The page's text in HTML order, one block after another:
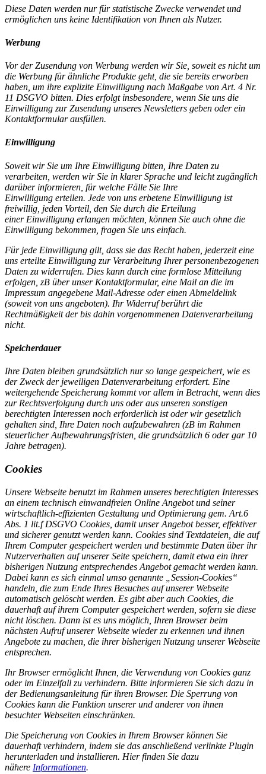
Diese Daten werden nur für statistische Zwecke verwendet und
ermöglichen uns keine Identifikation von Ihnen als Nutzer.
Werbung
Vor der Zusendung von Werbung werden wir Sie, soweit es nicht um
die Werbung für ähnliche Produkte geht, die sie bereits erworben
haben, um ihre explizite Einwilligung nach Maßgabe von Art. 4 Nr.
11 DSGVO bitten. Dies erfolgt insbesondere, wenn Sie uns die
Einwilligung zur Zusendung unseres Newsletters geben oder ein
Kontaktformular ausfüllen.
Einwilligung
Soweit wir Sie um Ihre Einwilligung bitten, Ihre Daten zu
verarbeiten, werden wir Sie in klarer Sprache und leicht zugänglich
darüber informieren, für welche Fälle Sie Ihre
Einwilligung erteilen. Jede von uns erbetene Einwilligung ist
freiwillig, jeden Vorteil, den Sie durch die Erteilung
einer Einwilligung erlangen möchten, können Sie auch ohne die
Einwilligung bekommen, fragen Sie uns einfach.
Für jede Einwilligung gilt, dass sie das Recht haben, jederzeit eine
uns erteilte Einwilligung zur Verarbeitung Ihrer personenbezogenen
Daten zu widerrufen. Dies kann durch eine formlose Mitteilung
erfolgen, zB über unser Kontaktformular, eine Mail an die im
Impressum angegebene Mail-Adresse oder einen Abmeldelink
(soweit von uns angeboten). Ihr Widerruf berührt die
Rechtmäßigkeit der bis dahin vorgenommenen Datenverarbeitung
nicht.
Speicherdauer
Ihre Daten bleiben grundsätzlich nur so lange gespeichert, wie es
der Zweck der jeweiligen Datenverarbeitung erfordert. Eine
weitergehende Speicherung kommt vor allem in Betracht, wenn dies
zur Rechtsverfolgung durch uns oder aus unseren sonstigen
berechtigten Interessen noch erforderlich ist oder wir gesetzlich
gehalten sind, Ihre Daten noch aufzubewahren (zB im Rahmen
steuerlicher Aufbewahrungsfristen, die grundsätzlich 6 oder gar 10
Jahre betragen).
Cookies
Unsere Webseite benutzt im Rahmen unseres berechtigten Interesses
an einem technisch einwandfreien Online Angebot und seiner
wirtschaftlich-effizienten Gestaltung und Optimierung gem. Art.6
Abs. 1 lit.f DSGVO Cookies, damit unser Angebot besser, effektiver
und sicherer genutzt werden kann. Cookies sind Textdateien, die auf
Ihrem Computer gespeichert werden und bestimmte Daten über ihr
Nutzerverhalten auf unserer Seite speichern, damit etwa ein ihrer
bisherigen Nutzung entsprechendes Angebot gemacht werden kann.
Dabei kann es sich einmal umso genannte „Session-Cookies“
handeln, die zum Ende Ihres Besuches auf unserer Webseite
automatisch gelöscht werden. Es gibt aber auch Cookies, die
dauerhaft auf ihrem Computer gespeichert werden, sofern sie diese
nicht löschen. Dann ist es uns möglich, Ihren Browser beim
nächsten Aufruf unserer Webseite wieder zu erkennen und ihnen
Angebote zu machen, die ihrer bisherigen Nutzung unserer Webseite
entsprechen.
Ihr Browser ermöglicht Ihnen, die Verwendung von Cookies ganz
oder im Einzelfall zu verhindern. Bitte informieren Sie sich dazu in
der Bedienungsanleitung für ihren Browser. Die Sperrung von
Cookies kann die Funktion unserer und anderer von ihnen
besuchter Webseiten einschränken.
Die Speicherung von Cookies in Ihrem Browser können Sie
dauerhaft verhindern, indem sie das anschließend verlinkte Plugin
herunterladen und installieren. Hier finden Sie dazu
nähere Informationen.